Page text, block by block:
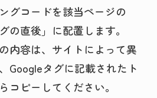
グコードを該当ページの
の直後」に配置します。
内容は、サイトによって異
Googleタグに記載されたト
コピーしてください。